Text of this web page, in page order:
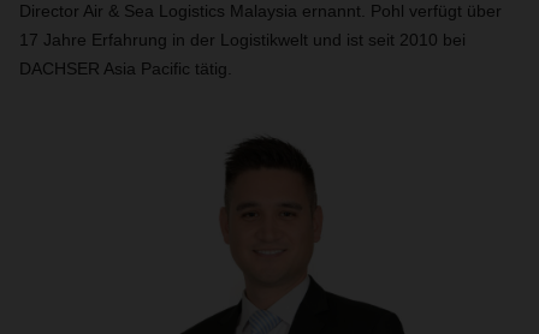
Director Air & Sea Logistics Malaysia ernannt. Pohl verfügt über
17 Jahre Erfahrung in der Logistikwelt und ist seit 2010 bei
DACHSER Asia Pacific tätig.